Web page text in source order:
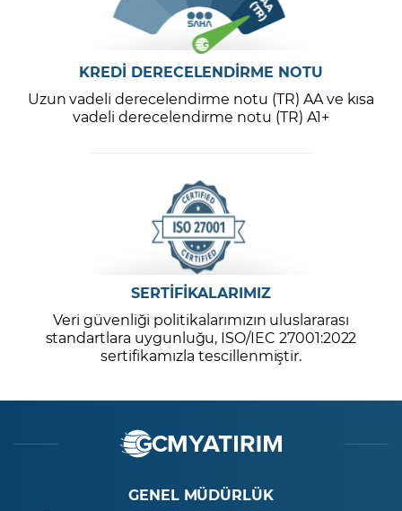
KREDİ DERECELENDİRME NOTU
Uzun vadeli derecelendirme notu (TR) AA ve kısa
vadeli derecelendirme notu (TR) A1+
SERTİFİKALARIMIZ
Veri güvenliği politikalarımızın uluslararası
standartlara uygunluğu, ISO/IEC 27001:2022
sertifikamızla tescillenmiştir.
GENEL MÜDÜRLÜK